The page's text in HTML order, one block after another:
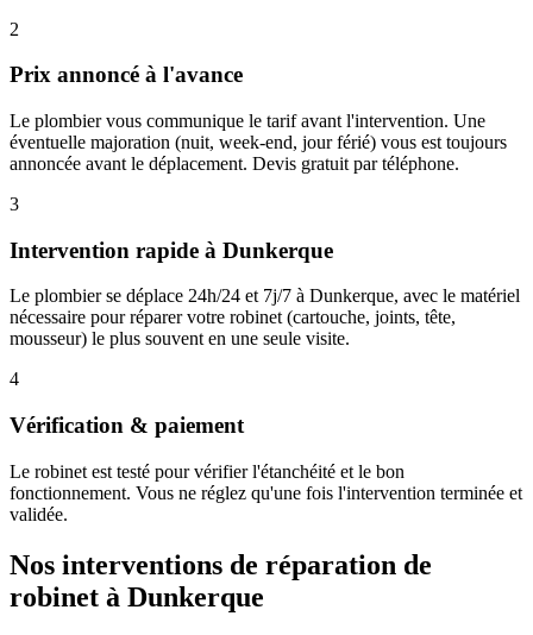
2
Prix annoncé à l'avance
Le plombier vous communique le tarif avant l'intervention. Une
éventuelle majoration (nuit, week-end, jour férié) vous est toujours
annoncée avant le déplacement. Devis gratuit par téléphone.
3
Intervention rapide à Dunkerque
Le plombier se déplace 24h/24 et 7j/7 à Dunkerque, avec le matériel
nécessaire pour réparer votre robinet (cartouche, joints, tête,
mousseur) le plus souvent en une seule visite.
4
Vérification & paiement
Le robinet est testé pour vérifier l'étanchéité et le bon
fonctionnement. Vous ne réglez qu'une fois l'intervention terminée et
validée.
Nos interventions de réparation de
robinet à Dunkerque